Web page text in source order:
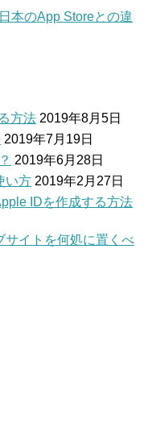
本のApp Storeとの違
方法 2019年8月5日
2019年7月19日
2019年6月28日
い方 2019年2月27日
IDを作成する方法
サイトを何処に置くべ